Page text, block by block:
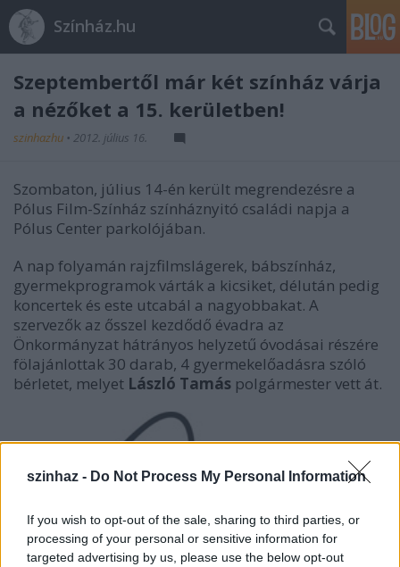
szinhaz - Do Not Process My Personal Information
If you wish to opt-out of the sale, sharing to third parties, or
processing of your personal or sensitive information for
targeted advertising by us, please use the below opt-out
Színház.hu
Szeptembertől már két színház várja
a nézőket a 15. kerületben!
szinhazhu • 2012. július 16.
Szombaton, július 14-én került megrendezésre a
Pólus Film-Színház színháznyitó családi napja a
Pólus Center parkolójában.
A nap folyamán rajzfilmslágerek, bábszínház,
gyermekprogramok várták a kicsiket, délután pedig
koncertek és este utcabál a nagyobbakat. A
szervezők az ősszel kezdődő évadra az
Önkormányzat hátrányos helyzetű óvodásai részére
fölajánlottak 30 darab, 4 gyermekelőadásra szóló
bérletet, melyet László Tamás polgármester vett át.